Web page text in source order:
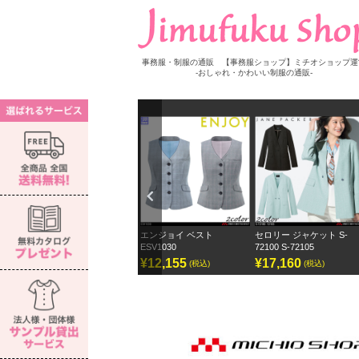
事務服・制服の通販 【事務服ショップ】ミチオショップ
-おしゃれ・かわいい制服の通販-
ous
エンジョイ ベスト
ESV1030
¥12,155
セロリー ジャケット S-
72100 S-72105
¥17,160 (税込)
セロリー ワイドパンツ ジ
ェーンパッカー
¥12,870 (税込)